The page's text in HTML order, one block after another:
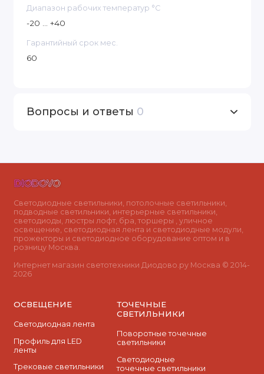
Диапазон рабочих температур °C
-20 ... +40
Гарантийный срок мес.
60
Вопросы и ответы 0
Светодиодные светильники, потолочные светильники,
подводные светильники, интерьерные светильники,
светодиоды, люстры лофт, бра, торшеры , уличное
освещение, светодиодная лента и светодиодные модули,
прожекторы и светодиодное оборудование оптом и в
розницу Москва.
Интернет магазин светотехники Диодово.ру Москва © 2014-
2026
ОСВЕЩЕНИЕ
Светодиодная лента
Профиль для LED
ленты
Трековые светильники
ТОЧЕЧНЫЕ
СВЕТИЛЬНИКИ
Поворотные точечные
светильники
Cветодиодные
точечные светильники